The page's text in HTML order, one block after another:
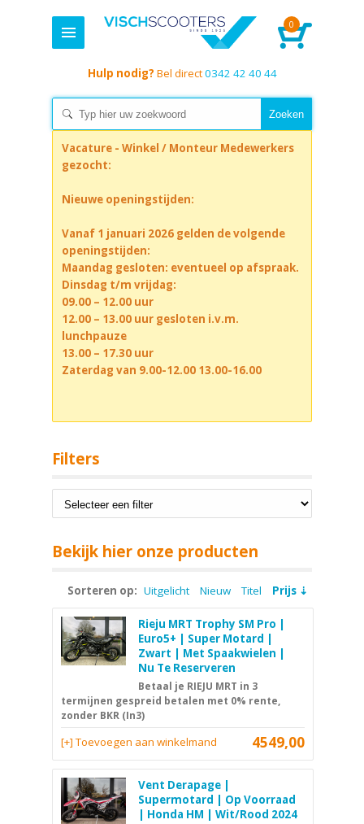
0
Hulp nodig? Bel direct0342 42 40 44
Vacature - Winkel / Monteur Medewerkers
gezocht:
Nieuwe openingstijden:
Vanaf 1 januari 2026 gelden de volgende
openingstijden:
Maandag gesloten: eventueel op afspraak.
Dinsdag t/m vrijdag:
09.00 – 12.00 uur
12.00 – 13.00 uur gesloten i.v.m.
lunchpauze
13.00 – 17.30 uur
Zaterdag van 9.00-12.00 13.00-16.00
Filters
Bekijk hier onze producten
Sorteren op: Uitgelicht Nieuw Titel Prijs
Rieju MRT Trophy SM Pro |
Euro5+ | Super Motard |
Zwart | Met Spaakwielen |
Nu Te Reserveren
Betaal je RIEJU MRT in 3
termijnen gespreid betalen met 0% rente,
zonder BKR (In3)
4549,00
[+] Toevoegen aan winkelmand
Vent Derapage |
Supermotard | Op Voorraad
| Honda HM | Wit/Rood 2024